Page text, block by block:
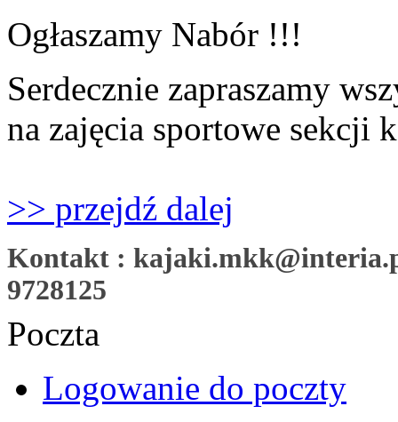
Ogłaszamy Nabór !!!
Serdecznie zapraszamy
na zajęcia sportowe sekcji
>> przejdź dalej
Kontakt :
9728125
Poczta
Logowanie do poczty